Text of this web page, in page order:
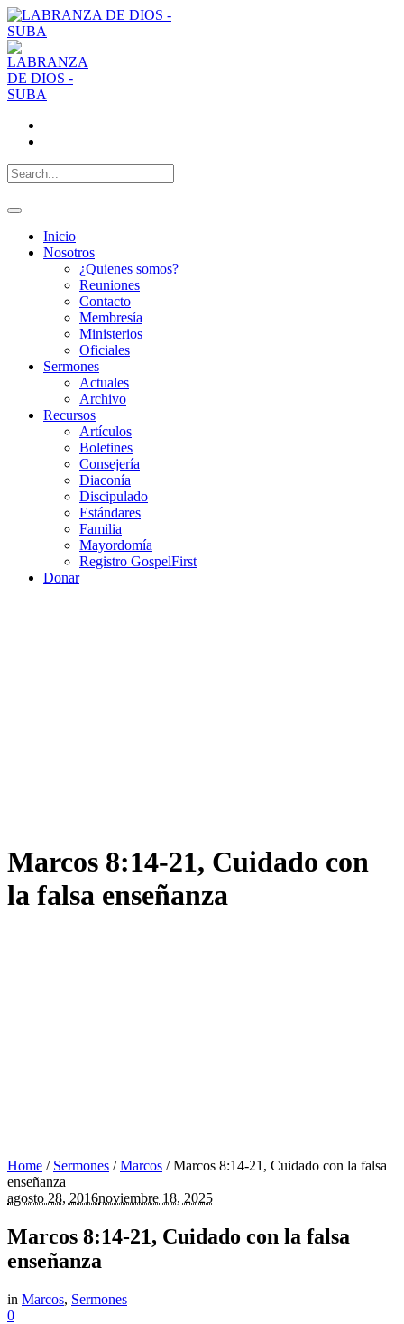
Inicio
Nosotros
¿Quienes somos?
Reuniones
Contacto
Membresía
Ministerios
Oficiales
Sermones
Actuales
Archivo
Recursos
Artículos
Boletines
Consejería
Diaconía
Discipulado
Estándares
Familia
Mayordomía
Registro GospelFirst
Donar
Marcos 8:14-21, Cuidado con
la falsa enseñanza
Home / Sermones / Marcos / Marcos 8:14-21, Cuidado con la falsa
enseñanza
agosto 28, 2016noviembre 18, 2025
Marcos 8:14-21, Cuidado con la falsa
enseñanza
in Marcos, Sermones
0